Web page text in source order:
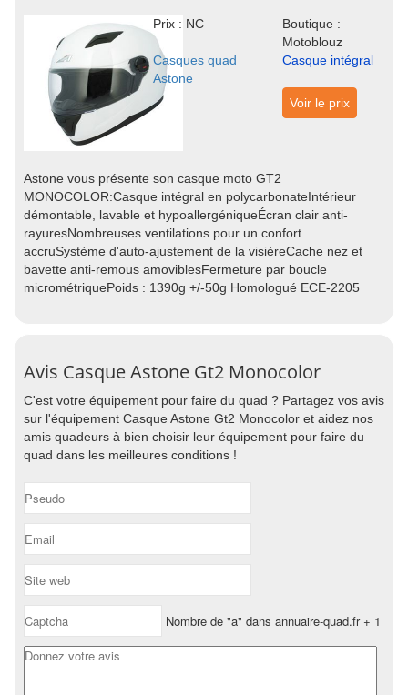
Prix : NC
Boutique :
Motoblouz
Casques quad
Astone
Casque intégral
Voir le prix
Astone vous présente son casque moto GT2
MONOCOLOR:Casque intégral en polycarbonateIntérieur
démontable, lavable et hypoallergéniqueÉcran clair anti-
rayuresNombreuses ventilations pour un confort
accruSystème d'auto-ajustement de la visièreCache nez et
bavette anti-remous amoviblesFermeture par boucle
micrométriquePoids : 1390g +/-50g Homologué ECE-2205
Avis Casque Astone Gt2 Monocolor
C'est votre équipement pour faire du quad ? Partagez vos avis
sur l'équipement Casque Astone Gt2 Monocolor et aidez nos
amis quadeurs à bien choisir leur équipement pour faire du
quad dans les meilleures conditions !
Nombre de "a" dans annuaire-quad.fr + 1